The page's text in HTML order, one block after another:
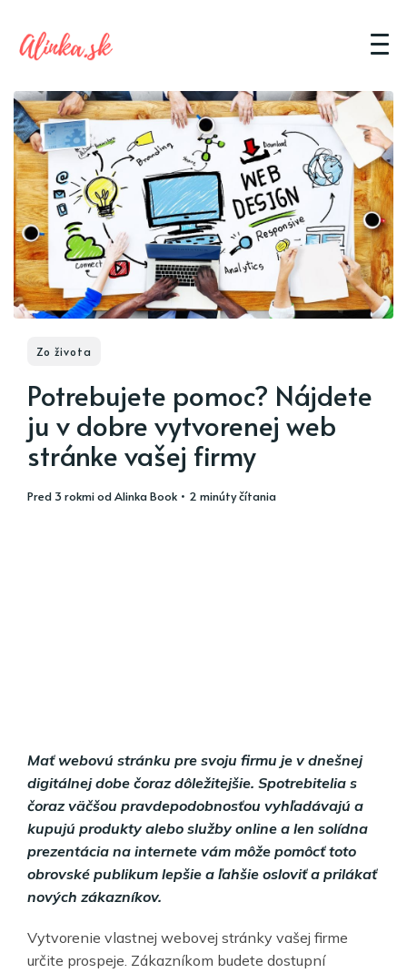
Zo života
Potrebujete pomoc? Nájdete
ju v dobre vytvorenej web
stránke vašej firmy
pred 3 rokmiodAlinka Book • 2 minúty čítania
Mať webovú stránku pre svoju firmu je v dnešnej
digitálnej dobe čoraz dôležitejšie. Spotrebitelia s
čoraz väčšou pravdepodobnosťou vyhľadávajú a
kupujú produkty alebo služby online a len solídna
prezentácia na internete vám môže pomôcť toto
obrovské publikum lepšie a ľahšie osloviť a prilákať
nových zákazníkov.
Vytvorenie vlastnej webovej stránky vašej firme
určite prospeje. Zákazníkom budete dostupní